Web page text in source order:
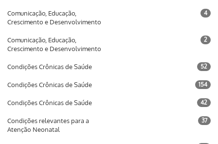
Comunicação, Educação,
Crescimento e Desenvolvimento
4
Comunicação, Educação,
Crescimento e Desenvolvimento
2
Condições Crônicas de Saúde 52
Condições Crônicas de Saúde 154
Condições Crônicas de Saúde 42
Condições relevantes para a
Atenção Neonatal
37